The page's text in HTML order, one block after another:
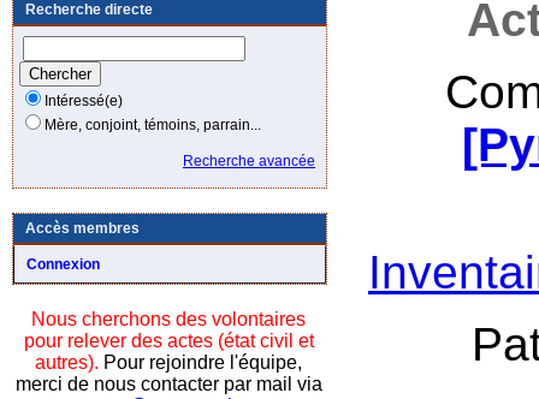
Recherche directe
Intéressé(e)
Mère, conjoint, témoins, parrain...
Recherche avancée
Accès membres
Connexion
Nous cherchons des volontaires
pour relever des actes (état civil et
autres). Pour rejoindre l'équipe,
merci de nous contacter par mail via